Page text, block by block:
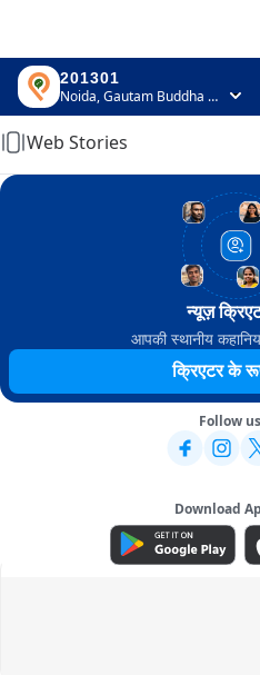
201301
Noida, Gautam Buddha Nagar, Uttar Pradesh
Home
Web Stories
न्यूज़
आपकी स्थानीय
क्रिएटर के
Follow
Download